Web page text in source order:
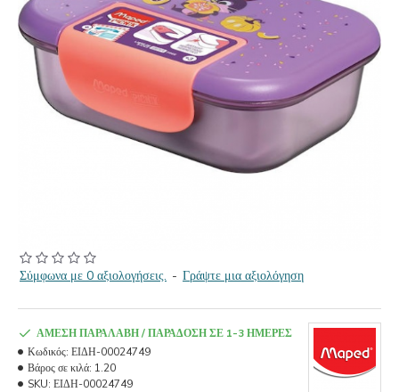
Σύμφωνα με 0 αξιολογήσεις. - Γράψτε μια αξιολόγηση
ΆΜΕΣΗ ΠΑΡΑΛΑΒΉ / ΠΑΡΆΔΟΣΗ ΣΕ 1-3 ΗΜΈΡΕΣ
Κωδικός: ΕΙΔΗ-00024749
Βάρος σε κιλά: 1.20
SKU: ΕΙΔΗ-00024749